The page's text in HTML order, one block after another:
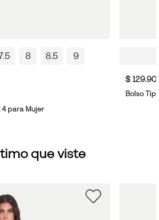
8 8.5 9
4 para Mujer
$
Bolso
que viste